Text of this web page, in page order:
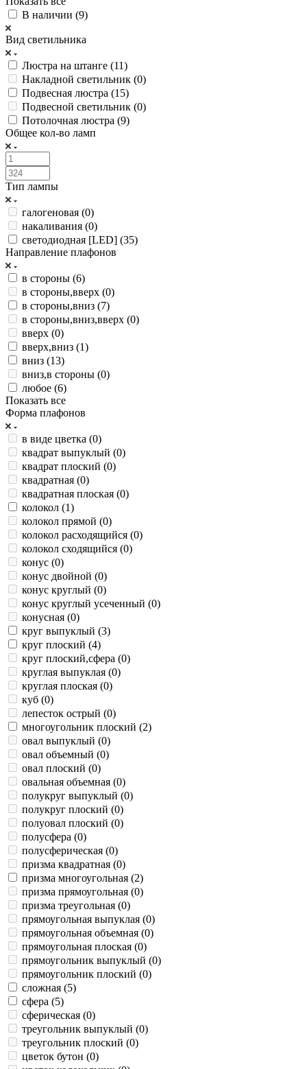
В наличии (9)
Вид светильника
Люстра на штанге (11)
Накладной светильник (0)
Подвесная люстра (15)
Подвесной светильник (0)
Потолочная люстра (9)
Общее кол-во ламп
Тип лампы
галогеновая (0)
накаливания (0)
светодиодная [LED] (35)
Направление плафонов
в стороны (6)
в стороны,вверх (0)
в стороны,вниз (7)
в стороны,вниз,вверх (0)
вверх (0)
вверх,вниз (1)
вниз (13)
вниз,в стороны (0)
любое (6)
Показать все
Форма плафонов
в виде цветка (0)
квадрат выпуклый (0)
квадрат плоский (0)
квадратная (0)
квадратная плоская (0)
колокол (1)
колокол прямой (0)
колокол расходящийся (0)
колокол сходящийся (0)
конус (0)
конус двойной (0)
конус круглый (0)
конус круглый усеченный (0)
конусная (0)
круг выпуклый (3)
круг плоский (4)
круг плоский,сфера (0)
круглая выпуклая (0)
круглая плоская (0)
куб (0)
лепесток острый (0)
многоугольник плоский (2)
овал выпуклый (0)
овал объемный (0)
овал плоский (0)
овальная объемная (0)
полукруг выпуклый (0)
полукруг плоский (0)
полуовал плоский (0)
полусфера (0)
полусферическая (0)
призма квадратная (0)
призма многоугольная (2)
призма прямоугольная (0)
призма треугольная (0)
прямоугольная выпуклая (0)
прямоугольная объемная (0)
прямоугольная плоская (0)
прямоугольник выпуклый (0)
прямоугольник плоский (0)
сложная (5)
сфера (5)
сферическая (0)
треугольник выпуклый (0)
треугольник плоский (0)
цветок бутон (0)